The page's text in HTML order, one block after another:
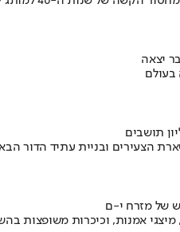
יצאה
בעולם
הצעירים ובניית עתיד הדור
של מזרח י-ם